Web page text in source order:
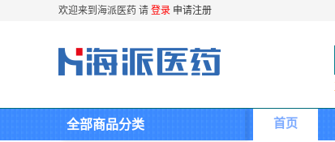
欢迎来到海派医药 请 登录 申请注册
全部商品分类 首页